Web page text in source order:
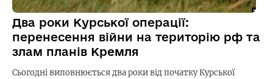
Два роки Курської операції:
перенесення війни на територію рф та
злам планів Кремля
Сьогодні виповнюється два роки від початку Курської